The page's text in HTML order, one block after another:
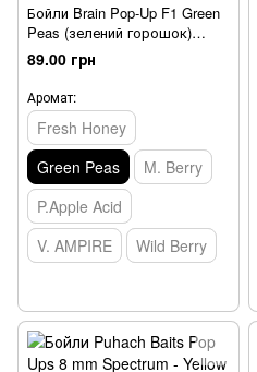
Бойли Brain Pop-Up F1 Green
Peas (зелений горошок)
14mm 15g
89.00 грн
Аромат:
Fresh Honey
Green Peas
M. Berry
P.Apple Acid
V. AMPIRE
Wild Berry